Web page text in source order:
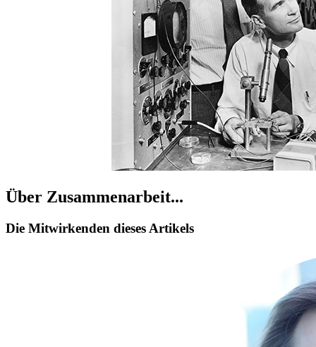
Über Zusammenarbeit...
Die Mitwirkenden dieses Artikels